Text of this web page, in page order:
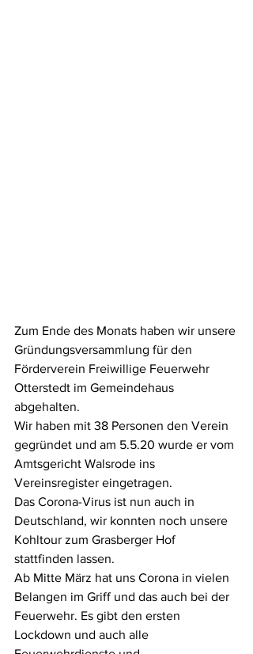
Zum Ende des Monats haben wir unsere
Gründungsversammlung für den
Förderverein Freiwillige Feuerwehr
Otterstedt im Gemeindehaus
abgehalten.
Wir haben mit 38 Personen den Verein
gegründet und am 5.5.20 wurde er vom
Amtsgericht Walsrode ins
Vereinsregister eingetragen.
Das Corona-Virus ist nun auch in
Deutschland, wir konnten noch unsere
Kohltour zum Grasberger Hof
stattfinden lassen.
Ab Mitte März hat uns Corona in vielen
Belangen im Griff und das auch bei der
Feuerwehr. Es gibt den ersten
Lockdown und auch alle